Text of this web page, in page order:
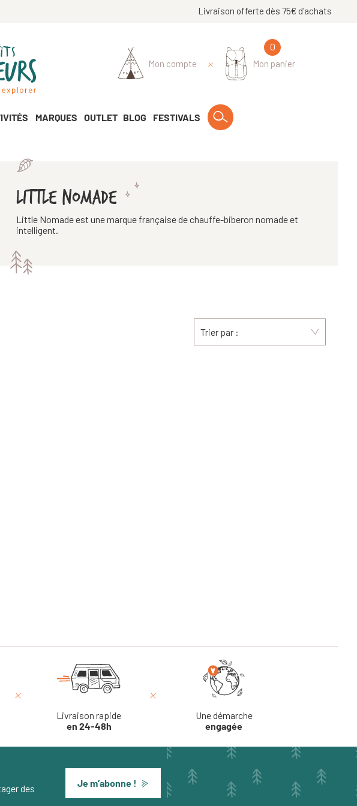
Livraison offerte dès 75€ d'achats
Mon compte Mon panier
0
MARQUES OUTLET BLOG FESTIVALS
LITTLE NOMADE
Little Nomade est une marque française de chauffe-biberon nomade et
intelligent.
Trier par :
Livraison rapide
en 24-48h
Une démarche
engagée
des
Je m’abonne !